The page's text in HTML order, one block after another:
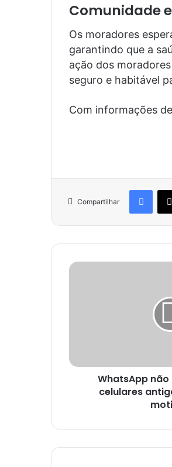
Comunidade
Os moradores
garantindo que a
ação dos
seguro e habitável
Com informações
Compartilhar
WhatsApp
celulares